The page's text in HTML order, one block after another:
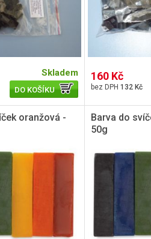
Skladem
DO KOŠÍKU
160 Kč
132 Kč
oranžová -
Barva do
50g